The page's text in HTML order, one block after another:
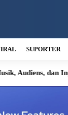
SUPORTER
Ingatan Kota